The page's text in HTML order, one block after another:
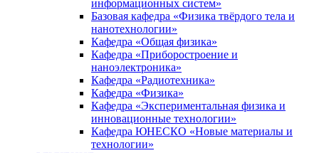
информационных систем»
Базовая кафедра «Физика твёрдого тела и
нанотехнологии»
Кафедра «Общая физика»
Кафедра «Приборостроение и
наноэлектроника»
Кафедра «Радиотехника»
Кафедра «Физика»
Кафедра «Экспериментальная физика и
инновационные технологии»
Кафедра ЮНЕСКО «Новые материалы и
технологии»